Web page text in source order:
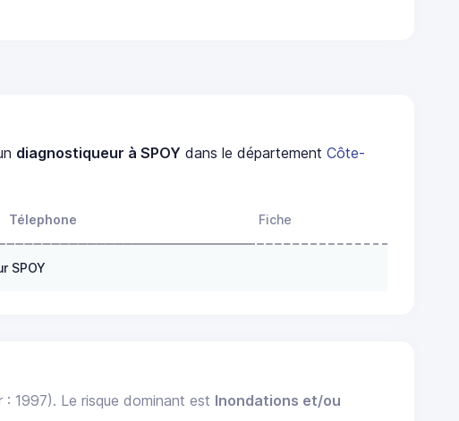
diagnostiqueur à SPOY dans le départementCôte-
Télephone Fiche
SPOY
: 1997). Le risque dominant est Inondations et/ou